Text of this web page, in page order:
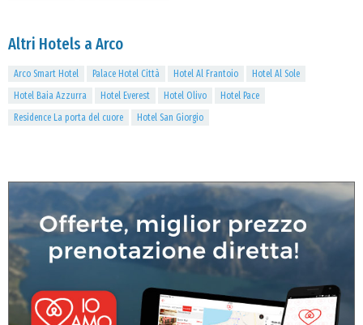
Altri Hotels a Arco
Arco Smart Hotel Palace Hotel Città Hotel Al Frantoio
Hotel Al Sole
Hotel Baia Azzurra
Hotel Everest Hotel Olivo
Hotel Pace
Residence La porta del cuore
Hotel San Giorgio